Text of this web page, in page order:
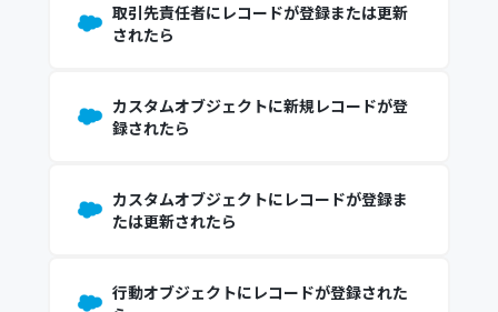
取引先責任者にレコードが登録または更新
されたら
カスタムオブジェクトに新規レコードが登
録されたら
カスタムオブジェクトにレコードが登録ま
たは更新されたら
行動オブジェクトにレコードが登録された